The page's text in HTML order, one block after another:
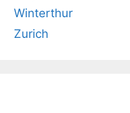
Winterthur
Zurich